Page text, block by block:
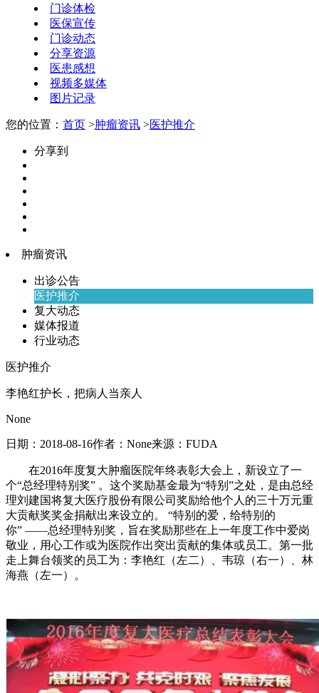
门诊体检
医保宣传
门诊动态
分享资源
医患感想
视频多媒体
图片记录
您的位置： 首页 >肿瘤资讯 >医护推介
分享到
肿瘤资讯
出诊公告
医护推介
复大动态
媒体报道
行业动态
医护推介
李艳红护长，把病人当亲人
None
日期： 2018-08-16作者： None来源： FUDA
在2016年度复大肿瘤医院年终表彰大会上，新设立了一
个“总经理特别奖” 。这个奖励基金最为“特别”之处，是由总经
理刘建国将复大医疗股份有限公司奖励给他个人的三十万元重
大贡献奖奖金捐献出来设立的。 “特别的爱，给特别的
你” ——总经理特别奖，旨在奖励那些在上一年度工作中爱岗
敬业，用心工作或为医院作出突出贡献的集体或员工。第一批
走上舞台领奖的员工为：李艳红（左二）、韦琼（右一）、林
海燕（左一）。